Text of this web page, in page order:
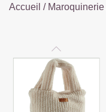
Accueil / Maroquinerie